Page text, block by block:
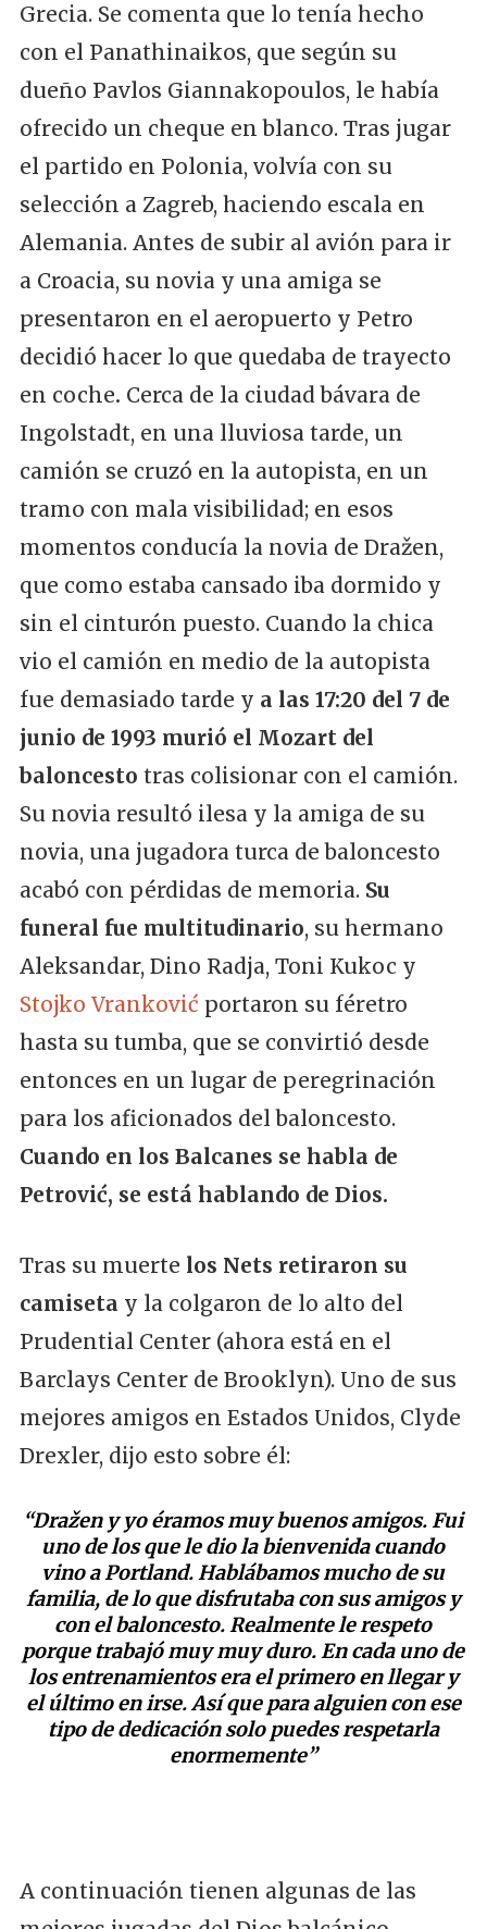
Grecia. Se comenta que lo tenía hecho
con el Panathinaikos, que según su
dueño Pavlos Giannakopoulos, le había
ofrecido un cheque en blanco. Tras jugar
el partido en Polonia, volvía con su
selección a Zagreb, haciendo escala en
Alemania. Antes de subir al avión para ir
a Croacia, su novia y una amiga se
presentaron en el aeropuerto y Petro
decidió hacer lo que quedaba de trayecto
en coche. Cerca de la ciudad bávara de
Ingolstadt, en una lluviosa tarde, un
camión se cruzó en la autopista, en un
tramo con mala visibilidad; en esos
momentos conducía la novia de Dražen,
que como estaba cansado iba dormido y
sin el cinturón puesto. Cuando la chica
vio el camión en medio de la autopista
fue demasiado tarde y a las 17:20 del 7 de
junio de 1993 murió el Mozart del
baloncesto tras colisionar con el camión.
Su novia resultó ilesa y la amiga de su
novia, una jugadora turca de baloncesto
acabó con pérdidas de memoria. Su
funeral fue multitudinario, su hermano
Aleksandar, Dino Radja, Toni Kukoc y
Stojko Vranković portaron su féretro
hasta su tumba, que se convirtió desde
entonces en un lugar de peregrinación
para los aficionados del baloncesto.
Cuando en los Balcanes se habla de
Petrović, se está hablando de Dios.
Tras su muerte los Nets retiraron su
camiseta y la colgaron de lo alto del
Prudential Center (ahora está en el
Barclays Center de Brooklyn). Uno de sus
mejores amigos en Estados Unidos, Clyde
Drexler, dijo esto sobre él:
“Dražen y yo éramos muy buenos amigos. Fui
uno de los que le dio la bienvenida cuando
vino a Portland. Hablábamos mucho de su
familia, de lo que disfrutaba con sus amigos y
con el baloncesto. Realmente le respeto
porque trabajó muy muy duro. En cada uno de
los entrenamientos era el primero en llegar y
el último en irse. Así que para alguien con ese
tipo de dedicación solo puedes respetarla
enormemente”
A continuación tienen algunas de las